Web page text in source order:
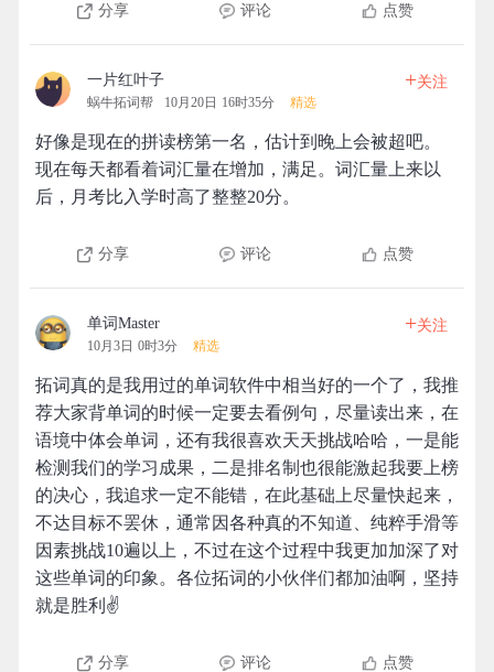
分享 评论 点赞
一片红叶子
蜗牛拓词帮 10月20日 16时35分 精选
+关注
好像是现在的拼读榜第一名，估计到晚上会被超吧。
现在每天都看着词汇量在增加，满足。词汇量上来以
后，月考比入学时高了整整20分。
分享 评论 点赞
单词Master
10月3日 0时3分 精选
+关注
拓词真的是我用过的单词软件中相当好的一个了，我推
荐大家背单词的时候一定要去看例句，尽量读出来，在
语境中体会单词，还有我很喜欢天天挑战哈哈，一是能
检测我们的学习成果，二是排名制也很能激起我要上榜
的决心，我追求一定不能错，在此基础上尽量快起来，
不达目标不罢休，通常因各种真的不知道、纯粹手滑等
因素挑战10遍以上，不过在这个过程中我更加加深了对
这些单词的印象。各位拓词的小伙伴们都加油啊，坚持
就是胜利✌️
分享 评论 点赞